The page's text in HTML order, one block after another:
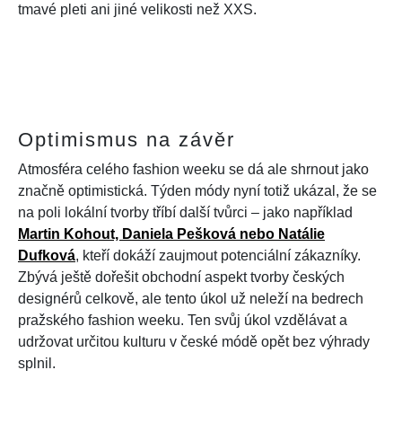
ODESLAT
Přihlášením k newsletteru souhlasíte sObchodními
podmínkami společnosti BurdaMedia Extra s.r.o.
potvrzujete, že jste se seznámili seZásadami ochrany
soukromí- BurdaMedia Extra s.r.o. bude s Vašimi údaji
pracovat zejména k organizaci a vyhodnocení akce a
zasílání novinek.
Chcete navíc dostávat i další zajímavé a exkluzivní
informace od našich partnerů? Pokud souhlasíte se
tmavé pleti ani jiné velikosti než XXS.
Optimismus na závěr
Atmosféra celého fashion weeku se dá ale shrnout jako
značně optimistická. Týden módy nyní totiž ukázal, že se
na poli lokální tvorby tříbí další tvůrci – jako například
Martin Kohout, Daniela Pešková nebo Natálie
Dufková, kteří dokáží zaujmout potenciální zákazníky.
Zbývá ještě dořešit obchodní aspekt tvorby českých
designérů celkově, ale tento úkol už neleží na bedrech
pražského fashion weeku. Ten svůj úkol vzdělávat a
udržovat určitou kulturu v české módě opět bez výhrady
splnil.